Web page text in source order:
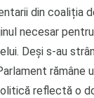
din coaliția
necesar
Deși s-au
rămâne
reflectă o